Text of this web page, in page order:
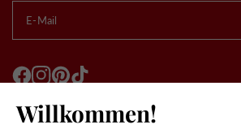
E-Mail
Willkommen!